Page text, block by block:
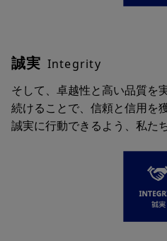
誠実 Integrity
そして、卓越性と高い品質を
続けることで、信頼と信用を
誠実に行動できるよう、私た